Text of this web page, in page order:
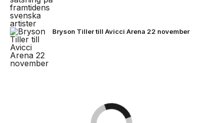
Bryson Tiller till Avicci Arena 22 november